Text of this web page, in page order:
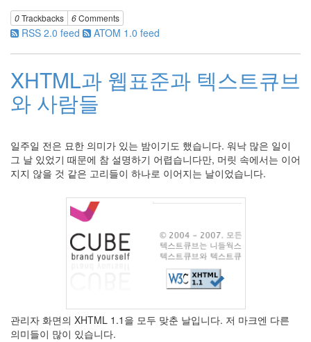
0Trackbacks 6Comments
RSS 2.0 feed ATOM 1.0 feed
XHTML과 웹표준과 텍스트큐브
와 사람들
일주일 전은 묘한 의미가 있는 밤이기도 했습니다. 워낙 많은 일이
그 날 있었기 때문에 참 설명하기 어렵습니다만, 머릿 속에서는 이어
지지 않을 것 같은 고리들이 하나로 이어지는 날이었습니다.
관리자 화면의 XHTML 1.1을 모두 맞춘 날입니다. 저 마크엔 다른
의미들이 많이 있습니다.
아
치
주
inureyes
2009
년
가
주
의